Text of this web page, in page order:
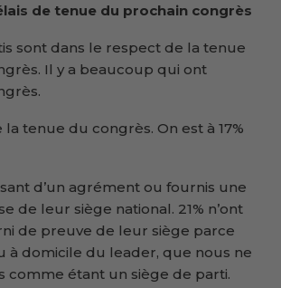
de tenue du prochain congrès
sont dans le respect de la tenue
Il y a beaucoup qui ont
tenue du congrès. On est à 17%
d’un agrément ou fournis une
de leur siège national. 21% n’ont
de preuve de leur siège parce
à domicile du leader, que nous ne
comme étant un siège de parti.